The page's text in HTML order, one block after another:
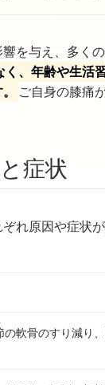
を与え、多く
く、年齢や生活
ご自身の膝痛
症状
れ原因や症状
の軟骨のすり減り